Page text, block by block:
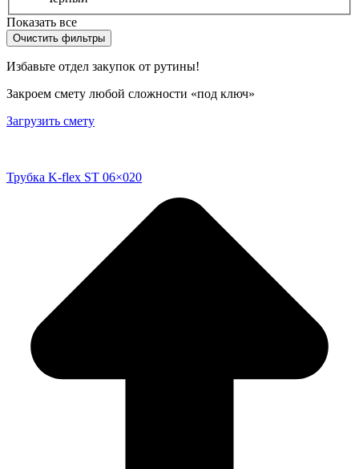
Показать все
Очистить фильтры
Избавьте отдел закупок от рутины!
Закроем смету любой сложности «под ключ»
Загрузить смету
Трубка K-flex ST 06×020